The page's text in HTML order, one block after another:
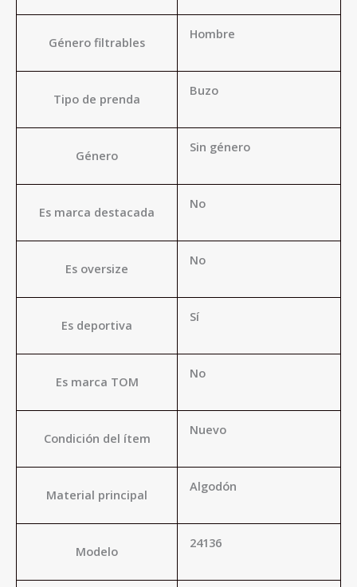
Género filtrables
Hombre
Tipo de prenda
Buzo
Género
Sin género
Es marca destacada
No
Es oversize
No
Es deportiva
Sí
Es marca TOM
No
Condición del ítem
Nuevo
Material principal
Algodón
Modelo
24136